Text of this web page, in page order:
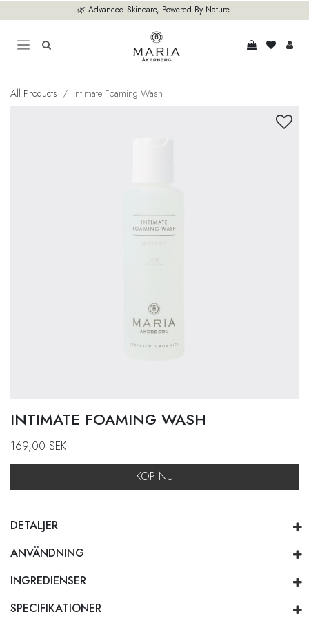
🌿 Advanced Skincare, Powered By Nature
All Products Intimate Foaming Wash
INTIMATE FOAMING WASH
169,00 SEK
KÖP NU
DETALJER
ANVÄNDNING
INGREDIENSER
SPECIFIKATIONER